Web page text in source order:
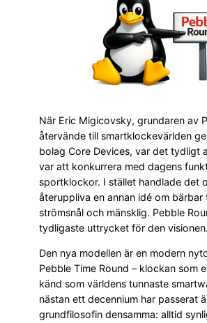
När Eric Migicovsky, grundaren av
återvände till smartklockevärlden
bolag Core Devices, var det tydligt
var att konkurrera med dagens
sportklockor. I stället handlade det
återuppliva en annan idé om bärbar
strömsnål och mänsklig. Pebble
tydligaste uttrycket för den visionen.
Den nya modellen är en modern
Pebble Time Round – klockan som
känd som världens tunnaste
nästan ett decennium har passerat
grundfilosofin densamma: alltid